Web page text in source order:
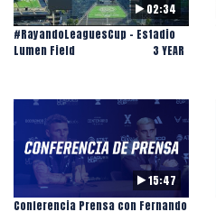
02:34
#RayandoLeaguesCup - Estadio
Lumen Field
3 YEAR
15:47
Conferencia Prensa con Fernando